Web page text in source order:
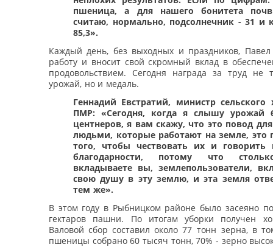
пшеница, а для нашего бонитета
считаю, нормально, подсолнечник - 31 и
85,3».
Каждый день, без выходных и праздников,
работу и вносит свой скромный вклад в
продовольствием. Сегодня награда за труд не
урожай, но и медаль.
Геннадий Евстратий, министр сельского
ПМР: «Сегодня, когда я слышу урожай
центнеров, я вам скажу, что это повод
людьми, которые работают на земле, это
того, чтобы чествовать их и говорить
благодарности, потому что
вкладываете вы, землепользователи,
свою душу в эту землю, и эта земля
тем же».
В этом году в Рыбницком районе было засеяно
гектаров пашни. По итогам уборки получен
Валовой сбор составил около 77 тонн зерна, в
пшеницы собрано 60 тысяч тонн, 70% - зерно